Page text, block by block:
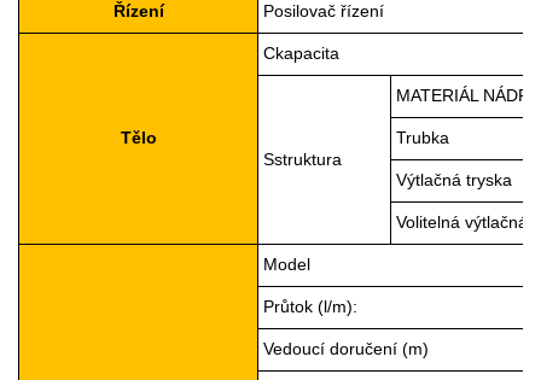
Řízení Posilovač řízení
Tělo
Ckapacita
Sstruktura
MATERIÁL
Trubka
Výtlačná tryska
Volitelná výtlačná
Model
Průtok (l/m):
Vedoucí doručení (m)